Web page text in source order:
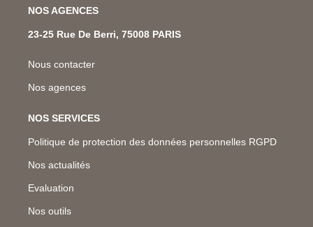
NOS AGENCES
23-25 Rue De Berri, 75008 PARIS
Nous contacter
Nos agences
NOS SERVICES
Politique de protection des données personnelles RGPD
Nos actualités
Evaluation
Nos outils